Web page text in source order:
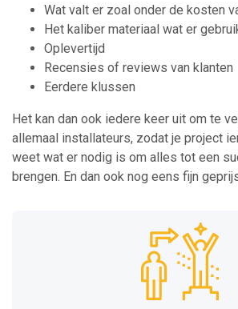
Wat valt er zoal onder de kosten
Het kaliber materiaal wat er
Oplevertijd
Recensies of reviews van klanten
Eerdere klussen
Het kan dan ook iedere keer uit om te
allemaal installateurs, zodat je project
weet wat er nodig is om alles tot een
brengen. En dan ook nog eens fijn